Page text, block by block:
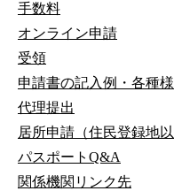
手数料
オンライン申請
受領
申請書の記入例・各種
代理提出
居所申請（住民登録地
パスポートQ&A
関係機関リンク先